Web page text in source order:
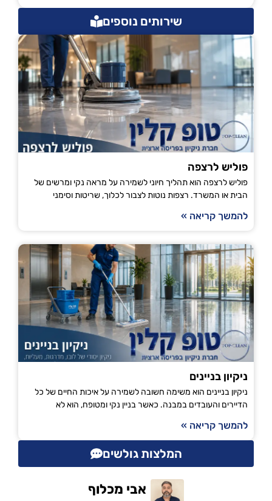
שירותים נוספים
פוליש לרצפה
פוליש לרצפה הוא תהליך חיוני לשמירה על מראה נקי ומרשים של
הבית או המשרד. רצפות נוטות לצבור לכלוך, שריטות וסימני
להמשך קריאה »
ניקיון בניינים
ניקיון בניינים הוא משימה חשובה לשמירה על איכות החיים של כל
הדיירים והעובדים במבנה. כאשר בניין נקי ומטופח, הוא לא
להמשך קריאה »
המלצות גולשים
אבי מכלוף